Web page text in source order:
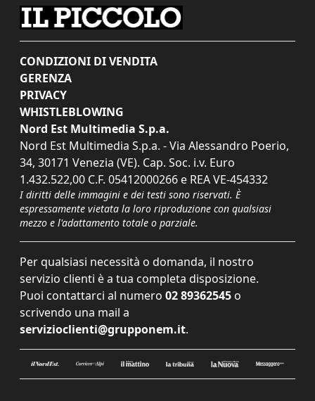
CONDIZIONI DI VENDITA
GERENZA
PRIVACY
WHISTLEBLOWING
Nord Est Multimedia S.p.a.
Nord Est Multimedia S.p.a. - Via Alessandro Poerio,
34, 30171 Venezia (VE). Cap. Soc. i.v. Euro
1.432.522,00 C.F. 05412000266 e REA VE-454332
I diritti delle immagini e dei testi sono riservati. È
espressamente vietata la loro riproduzione con qualsiasi
mezzo e l'adattamento totale o parziale.
Per qualsiasi necessità o domanda, il nostro
servizio clienti è a tua completa disposizione.
Puoi contattarci al numero 02 89362545 o
scrivendo una mail a
servizioclienti@grupponem.it.